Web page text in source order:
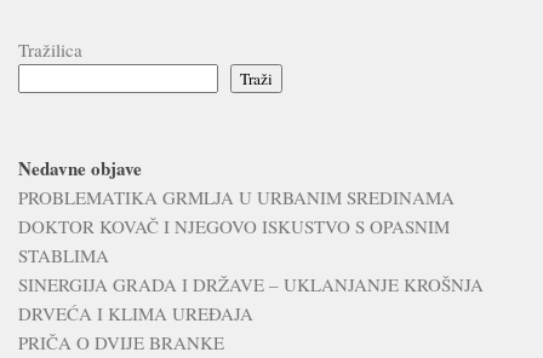
Tražilica
Traži
Nedavne objave
PROBLEMATIKA GRMLJA U URBANIM SREDINAMA
DOKTOR KOVAČ I NJEGOVO ISKUSTVO S OPASNIM
STABLIMA
SINERGIJA GRADA I DRŽAVE – UKLANJANJE KROŠNJA
DRVEĆA I KLIMA UREĐAJA
PRIČA O DVIJE BRANKE